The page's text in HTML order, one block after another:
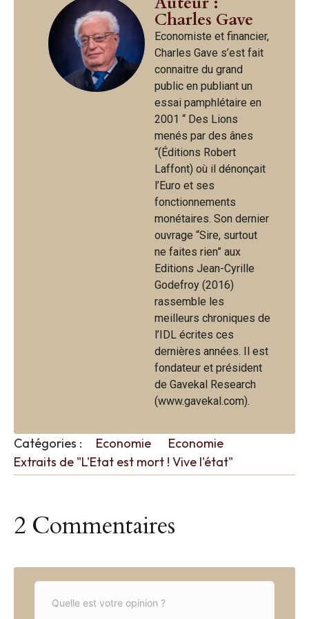
Charles Gave
Economiste et financier,
Charles Gave s’est fait
connaitre du grand
public en publiant un
essai pamphlétaire en
2001 “ Des Lions
menés par des ânes
“(Éditions Robert
Laffont) où il dénonçait
l’Euro et ses
fonctionnements
monétaires. Son dernier
ouvrage “Sire, surtout
ne faites rien” aux
Editions Jean-Cyrille
Godefroy (2016)
rassemble les
meilleurs chroniques de
l’IDL écrites ces
dernières années. Il est
fondateur et président
de Gavekal Research
(www.gavekal.com).
Catégories : Economie
Economie
Extraits de "L'Etat est mort ! Vive l'état"
2 Commentaires